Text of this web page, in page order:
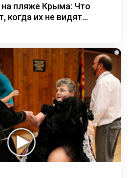
пляже Крыма: Что
их не видят...
i